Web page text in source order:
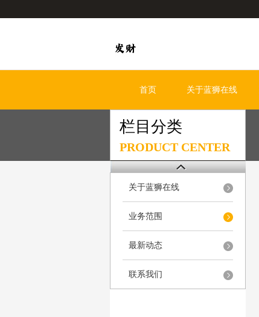
首页 关于蓝狮在线
栏目分类
PRODUCT CENTER
关于蓝狮在线
业务范围
最新动态
联系我们